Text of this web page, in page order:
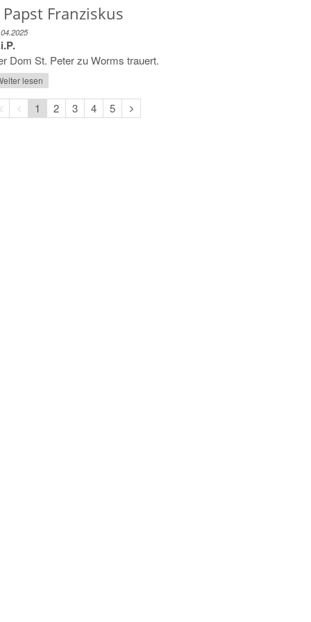
Papst Franziskus
Dom St. Peter zu Worms trauert.
lesen
Vorherige
Seite
1 2 3 4 5
Nächste
Seite